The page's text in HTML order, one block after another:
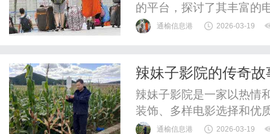
的平台，探讨了其丰富的
意义。文章分析了网站如
通榆信息港 2026-03-19
辣妹子影院的传奇
辣妹子影院是一家以热情
装饰、多样电影选择和优
成为城市文化地标的历程
通榆信息港 2026-03-19